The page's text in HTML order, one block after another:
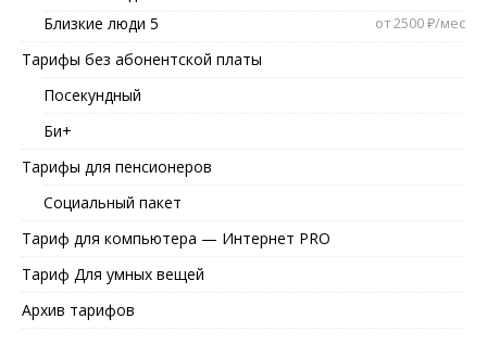
Близкие люди 5 от 2500 ₽/мес
Тарифы без абонентской платы
Посекундный
Би+
Тарифы для пенсионеров
Социальный пакет
Тариф для компьютера — Интернет PRO
Тариф Для умных вещей
Архив тарифов